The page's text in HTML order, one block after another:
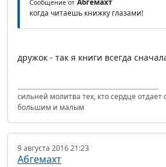
Сообщение от Абгемахт
когда читаешь книжку глазами!
дружок - так я книги всегда
сильней молитва тех, кто сердце отдает
большим и малым
9 августа 2016 21:23
Абгемахт